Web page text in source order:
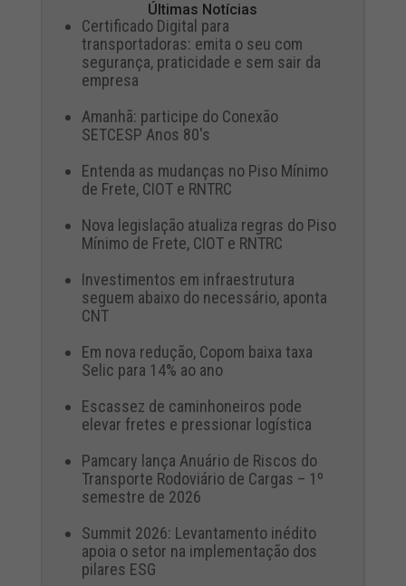
Últimas Notícias
Certificado Digital para
transportadoras: emita o seu com
segurança, praticidade e sem sair da
empresa
Amanhã: participe do Conexão
SETCESP Anos 80's
Entenda as mudanças no Piso Mínimo
de Frete, CIOT e RNTRC
Nova legislação atualiza regras do Piso
Mínimo de Frete, CIOT e RNTRC
Investimentos em infraestrutura
seguem abaixo do necessário, aponta
CNT
Em nova redução, Copom baixa taxa
Selic para 14% ao ano
Escassez de caminhoneiros pode
elevar fretes e pressionar logística
Pamcary lança Anuário de Riscos do
Transporte Rodoviário de Cargas – 1º
semestre de 2026
Summit 2026: Levantamento inédito
apoia o setor na implementação dos
pilares ESG